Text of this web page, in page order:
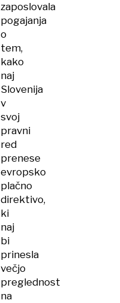
zaposlovala
pogajanja
o
tem,
kako
naj
Slovenija
v
svoj
pravni
red
prenese
evropsko
plačno
direktivo,
ki
naj
bi
prinesla
večjo
preglednost
na